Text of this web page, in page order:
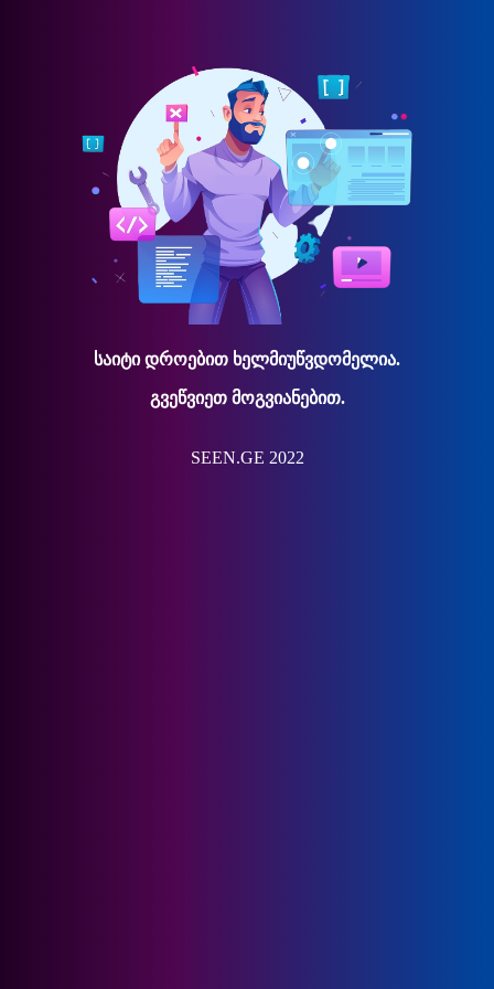
საიტი დროებით ხელმიუწვდომელია.
გვეწვიეთ მოგვიანებით.
SEEN.GE 2022